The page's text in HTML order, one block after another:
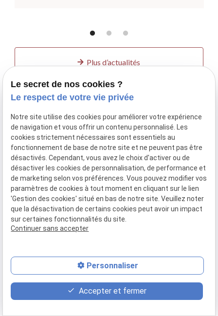
Plus d’actualités
Mel's Esthétique • Centre de formation esthétique à
Gardanne
Avec Mel's Esthétique, osez la version
premium de votre avenir
Faire confiance à Mel's Esthétique pourbooster vos
compétences en esthétiqueet cosmétique, c'est la
promesse d'un avenir professionnel à la hauteur de vos
rêves les plus ambitieux. Imaginez pouvoir répondre à
toutes les demandes de vos clientes, même les plus
apporter. Imaginez la satisfaction de transmettre à votre
tour votre passion, en devenant peut-être formateur à
votre tour...
place
Plan d'accès
contact_page
Contact
phone
04 84 89 15 59
Le secret de nos cookies ?
Le respect de votre vie privée
Notre site utilise des cookies pour améliorer votre expérience
de navigation et vous offrir un contenu personnalisé. Les
cookies strictement nécessaires sont essentiels au
fonctionnement de base de notre site et ne peuvent pas être
désactivés. Cependant, vous avez le choix d'activer ou de
désactiver les cookies de personnalisation, de performance et
de marketing selon vos préférences. Vous pouvez modifier vos
paramètres de cookies à tout moment en cliquant sur le lien
'Gestion des cookies' situé en bas de notre site. Veuillez noter
que la désactivation de certains cookies peut avoir un impact
sur certaines fonctionnalités du site.
Continuer sans accepter
Personnaliser
Accepter et fermer